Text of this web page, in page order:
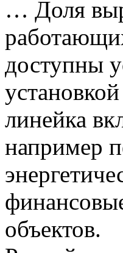
… Доля
доступны
линейка
например
объектов.